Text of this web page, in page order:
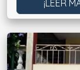
¡LEER